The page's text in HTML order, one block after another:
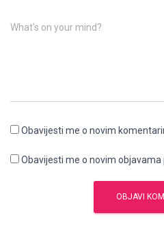
What's on your mind?
Obavijesti me o novim
Obavijesti me o novim